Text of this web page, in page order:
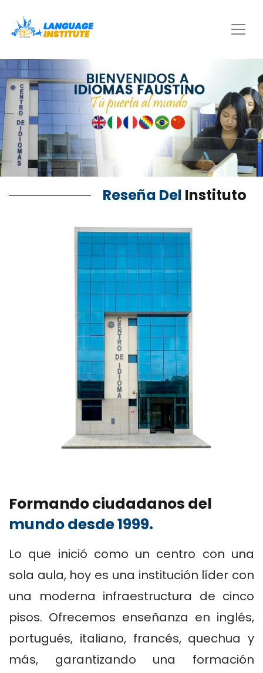
Reseña Del Instituto
Formando ciudadanos del
mundo desde 1999.
Lo que inició como un centro con una
sola aula, hoy es una institución líder con
una moderna infraestructura de cinco
pisos. Ofrecemos enseñanza en inglés,
portugués, italiano, francés, quechua y
más, garantizando una formación